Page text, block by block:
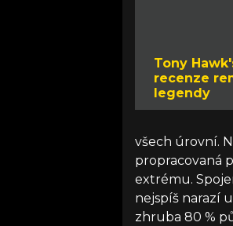
Tony
recenze
legendy
všech úrovní.
propracovaná
extrému.
nejspíš narazí
zhruba 80 %